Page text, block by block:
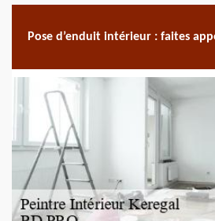
Pose d’enduit intérieur : faites